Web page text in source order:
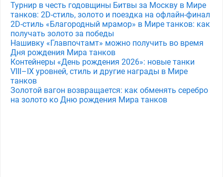
Турнир в честь годовщины Битвы за Москву в Мире
танков: 2D-стиль, золото и поездка на офлайн-финал
2D-стиль «Благородный мрамор» в Мире танков: как
получать золото за победы
Нашивку «Главпочтамт» можно получить во время
Дня рождения Мира танков
Контейнеры «День рождения 2026»: новые танки
VIII–IX уровней, стиль и другие награды в Мире
танков
Золотой вагон возвращается: как обменять серебро
на золото ко Дню рождения Мира танков